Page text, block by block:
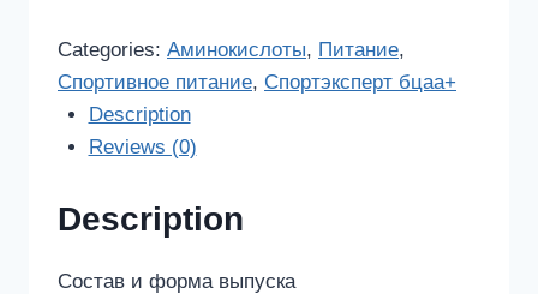
quantity
Categories: Аминокислоты, Питание,
Спортивное питание, Спортэксперт бцаа+
Description
Reviews (0)
Description
Состав и форма выпуска